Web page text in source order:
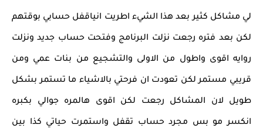
لي مشاكل كثير بعد هذا الشيء اطريت انياقفل حسابي بوقتهم
لكن بعد فتره رجعت نزلت البرنامج وفتحت حساب جديد ونزلت
روايه اقوى واطول من الاولى والتشجيع من بنات عمي ومن
قريبي مستمر لكن تعودت ان فرحتي بالاشياء ما تستمر بشكل
طويل لان المشاكل رجعت لكن اقوى هالمره جوالي بكبره
انكسر مو بس مجرد حساب تقفل واستمرت حياتي كذا بين